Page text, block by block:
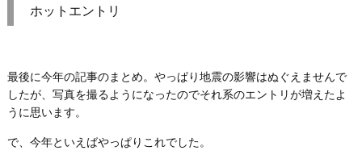
ホットエントリ
最後に今年の記事のまとめ。やっぱり地震の影響はぬぐえませんで
したが、写真を撮るようになったのでそれ系のエントリが増えたよ
うに思います。
で、今年といえばやっぱりこれでした。